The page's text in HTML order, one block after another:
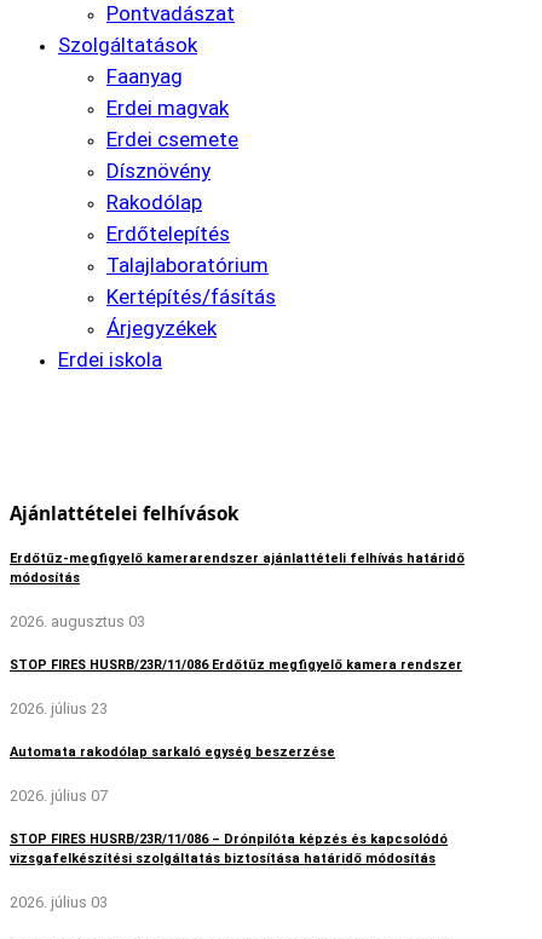
Pontvadászat
Szolgáltatások
Faanyag
Erdei magvak
Erdei csemete
Dísznövény
Rakodólap
Erdőtelepítés
Talajlaboratórium
Kertépítés/fásítás
Árjegyzékek
Erdei iskola
Ajánlattételei felhívások
Erdőtűz-megfigyelő kamerarendszer ajánlattételi felhívás határidő
módosítás
2026. augusztus 03
STOP FIRES HUSRB/23R/11/086 Erdőtűz megfigyelő kamera rendszer
2026. július 23
Automata rakodólap sarkaló egység beszerzése
2026. július 07
STOP FIRES HUSRB/23R/11/086 – Drónpilóta képzés és kapcsolódó
vizsgafelkészítési szolgáltatás biztosítása határidő módosítás
2026. július 03